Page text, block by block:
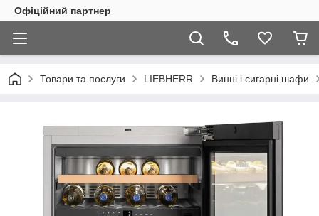
Офіційний партнер
Товари та послуги LIEBHERR Винні і сигарні шафи